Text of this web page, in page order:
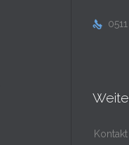

Kontakt